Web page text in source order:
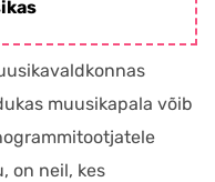
muusikapala võib
on neil, kes